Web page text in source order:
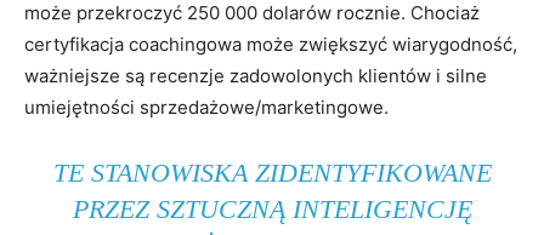
może przekroczyć 250 000 dolarów rocznie. Chociaż
certyfikacja coachingowa może zwiększyć wiarygodność,
ważniejsze są recenzje zadowolonych klientów i silne
umiejętności sprzedażowe/marketingowe.
TE STANOWISKA ZIDENTYFIKOWANE
PRZEZ SZTUCZNĄ INTELIGENCJĘ